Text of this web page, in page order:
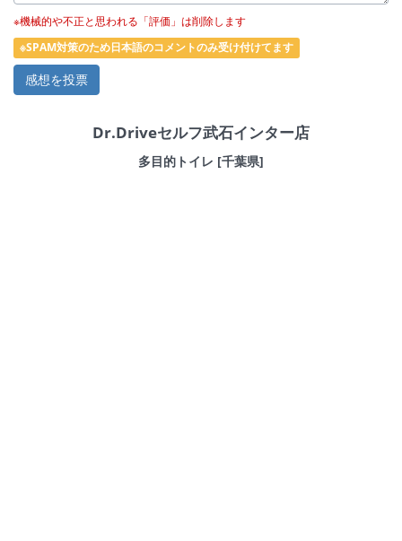
※機械的や不正と思われる「評価」は削除します
※SPAM対策のため日本語のコメントのみ受け付けてます
Dr.Driveセルフ武石インター店
多目的トイレ [千葉県]